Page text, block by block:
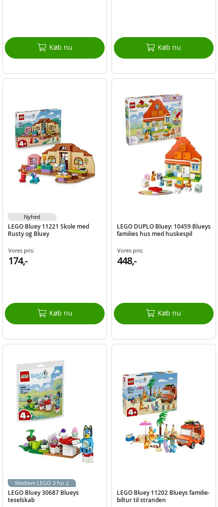
Køb nu Køb nu
LEGO Bluey 11221 Skole med
Rusty og Bluey
Vores pris:
174,-
Køb nu
Nyhed
LEGO DUPLO Bluey: 10459 Blueys
families hus med huskespil
Vores pris:
448,-
Køb nu
LEGO Bluey 30687 Blueys
teselskab
Medlem LEGO 3 for 2
LEGO Bluey 11202 Blueys familie-
biltur til stranden